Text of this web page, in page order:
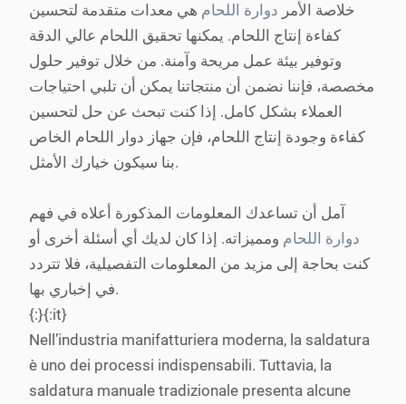
خلاصة الأمر دوارة اللحام هي معدات متقدمة لتحسين
كفاءة إنتاج اللحام. يمكنها تحقيق اللحام عالي الدقة
وتوفير بيئة عمل مريحة وآمنة. من خلال توفير حلول
مخصصة، فإننا نضمن أن منتجاتنا يمكن أن تلبي احتياجات
العملاء بشكل كامل. إذا كنت تبحث عن حل لتحسين
كفاءة وجودة إنتاج اللحام، فإن جهاز دوار اللحام الخاص
بنا سيكون خيارك الأمثل.
آمل أن تساعدك المعلومات المذكورة أعلاه في فهم
دوارة اللحام ومميزاته. إذا كان لديك أي أسئلة أخرى أو
كنت بحاجة إلى مزيد من المعلومات التفصيلية، فلا تتردد
في إخباري بها.
{:}{:it}
Nell’industria manifatturiera moderna, la saldatura
è uno dei processi indispensabili. Tuttavia, la
saldatura manuale tradizionale presenta alcune